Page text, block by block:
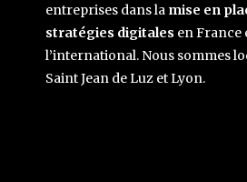
entreprises dans la mise en
stratégies digitales en France
l’international. Nous sommes
Saint Jean de Luz et Lyon.